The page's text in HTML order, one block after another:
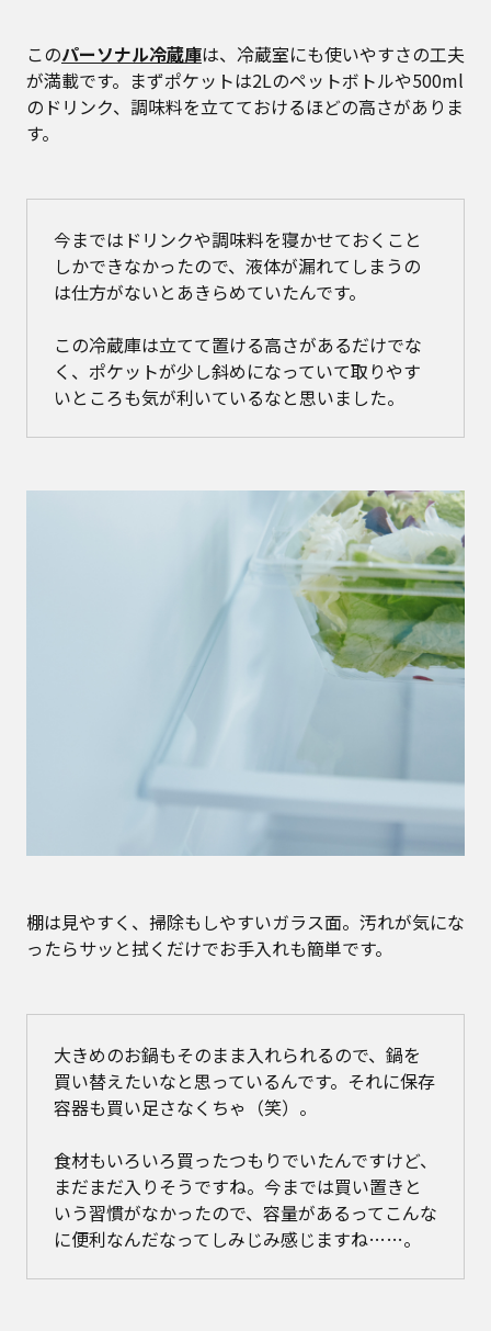
このパーソナル冷蔵庫は、冷蔵室にも使いやすさの工夫
が満載です。まずポケットは2Lのペットボトルや500ml
のドリンク、調味料を立てておけるほどの高さがありま
す。
今まではドリンクや調味料を寝かせておくこと
しかできなかったので、液体が漏れてしまうの
は仕方がないとあきらめていたんです。
この冷蔵庫は立てて置ける高さがあるだけでな
く、ポケットが少し斜めになっていて取りやす
いところも気が利いているなと思いました。
棚は見やすく、掃除もしやすいガラス面。汚れが気にな
ったらサッと拭くだけでお手入れも簡単です。
大きめのお鍋もそのまま入れられるので、鍋を
買い替えたいなと思っているんです。それに保存
容器も買い足さなくちゃ（笑）。
食材もいろいろ買ったつもりでいたんですけど、
まだまだ入りそうですね。今までは買い置きと
いう習慣がなかったので、容量があるってこんな
に便利なんだなってしみじみ感じますね……。